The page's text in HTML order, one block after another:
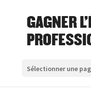
GAGNER
Sélectionner une